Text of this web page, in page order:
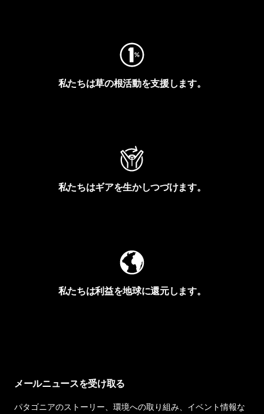
私たちは草の根活動を支援します。
私たちはギアを生かしつづけます。
私たちは利益を地球に還元します。
メールニュースを受け取る
パタゴニアのストーリー、環境への取り組み、イベント情報な